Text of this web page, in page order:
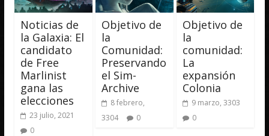
Noticias de
la Galaxia: El
candidato
de Free
Marlinist
gana las
elecciones
23 julio, 2021
0
Objetivo de
la
Comunidad:
Preservando
el Sim-
Archive
8 febrero,
3304
0
Objetivo de
la
comunidad:
La
expansión
Colonia
9 marzo, 3303
0